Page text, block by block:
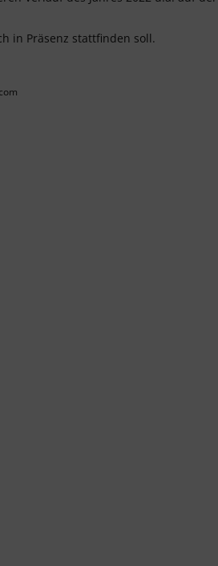
in Präsenz stattfinden soll.